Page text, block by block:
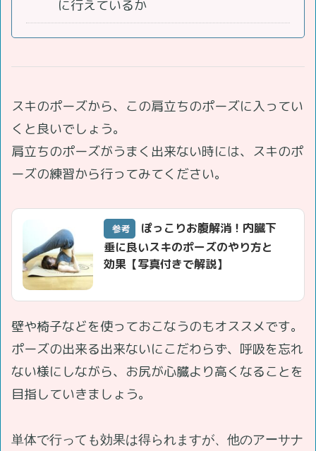
に行えているか
スキのポーズから、この肩立ちのポーズに入ってい
くと良いでしょう。
肩立ちのポーズがうまく出来ない時には、スキのポ
ーズの練習から行ってみてください。
参考
ぽっこりお腹解消！内臓下
垂に良いスキのポーズのやり方と
効果【写真付きで解説】
壁や椅子などを使っておこなうのもオススメです。
ポーズの出来る出来ないにこだわらず、呼吸を忘れ
ない様にしながら、お尻が心臓より高くなることを
目指していきましょう。
単体で行っても効果は得られますが、他のアーサナ